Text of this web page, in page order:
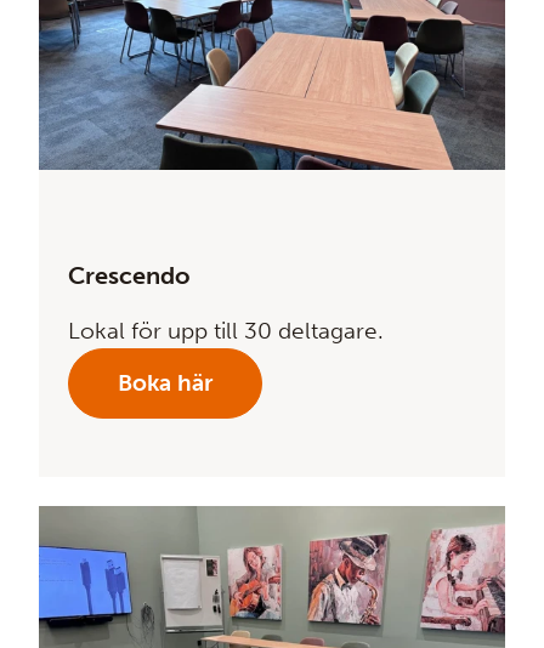
Crescendo
Lokal för upp till 30 deltagare.
Boka här